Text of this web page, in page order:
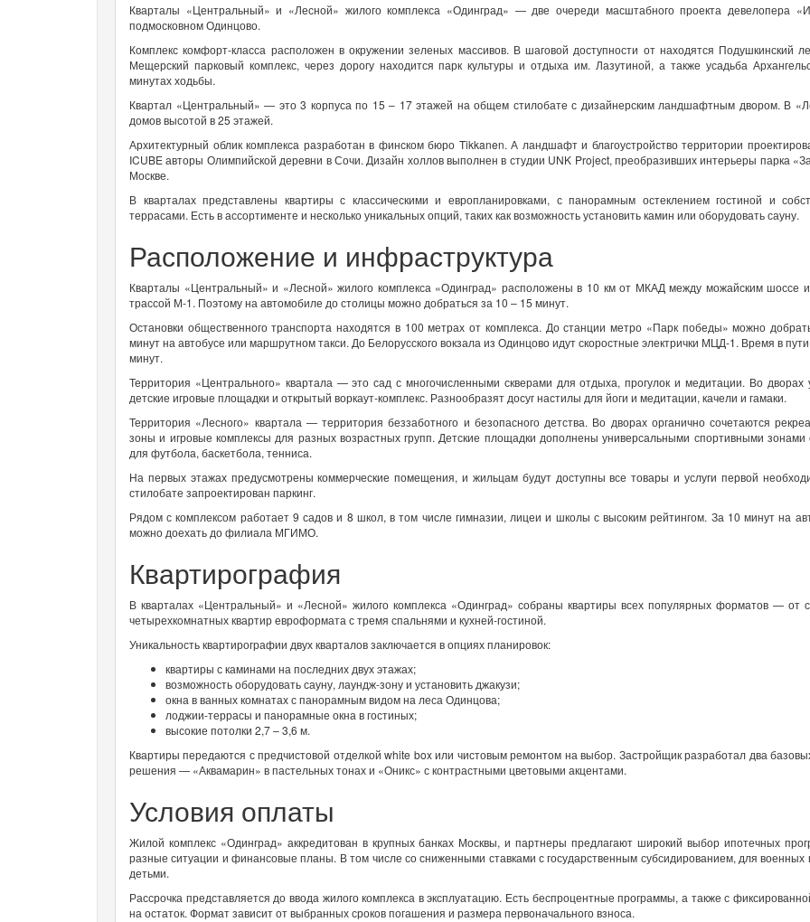
Кварталы «Центральный» и «Лесной» жилого комплекса «Одинград» — две очереди масштабного проекта девелопера
подмосковном Одинцово.
Комплекс комфорт-класса расположен в окружении зеленых массивов. В шаговой доступности от находятся Подушкинский
Мещерский парковый комплекс, через дорогу находится парк культуры и отдыха им. Лазутиной, а также усадьба
минутах ходьбы.
Квартал «Центральный» — это 3 корпуса по 15 – 17 этажей на общем стилобате с дизайнерским ландшафтным двором. В
домов высотой в 25 этажей.
Архитектурный облик комплекса разработан в финском бюро Tikkanen. А ландшафт и благоустройство территории
ICUBE авторы Олимпийской деревни в Сочи. Дизайн холлов выполнен в студии UNK Project, преобразивших интерьеры парка
Москве.
В кварталах представлены квартиры с классическими и европланировками, с панорамным остеклением гостиной и
террасами. Есть в ассортименте и несколько уникальных опций, таких как возможность установить камин или оборудовать сауну.
Расположение и инфраструктура
Кварталы «Центральный» и «Лесной» жилого комплекса «Одинград» расположены в 10 км от МКАД между можайским шоссе
трассой М-1. Поэтому на автомобиле до столицы можно добраться за 10 – 15 минут.
Остановки общественного транспорта находятся в 100 метрах от комплекса. До станции метро «Парк победы» можно
минут на автобусе или маршрутном такси. До Белорусского вокзала из Одинцово идут скоростные электрички МЦД-1. Время в
минут.
Территория «Центрального» квартала — это сад с многочисленными скверами для отдыха, прогулок и медитации. Во дворах
детские игровые площадки и открытый воркаут-комплекс. Разнообразят досуг настилы для йоги и медитации, качели и гамаки.
Территория «Лесного» квартала — территория беззаботного и безопасного детства. Во дворах органично сочетаются
зоны и игровые комплексы для разных возрастных групп. Детские площадки дополнены универсальными спортивными
для футбола, баскетбола, тенниса.
На первых этажах предусмотрены коммерческие помещения, и жильцам будут доступны все товары и услуги первой
стилобате запроектирован паркинг.
Рядом с комплексом работает 9 садов и 8 школ, в том числе гимназии, лицеи и школы с высоким рейтингом. За 10 минут на
можно доехать до филиала МГИМО.
Квартирография
В кварталах «Центральный» и «Лесной» жилого комплекса «Одинград» собраны квартиры всех популярных форматов — от
четырехкомнатных квартир евроформата с тремя спальнями и кухней-гостиной.
Уникальность квартирографии двух кварталов заключается в опциях планировок:
квартиры с каминами на последних двух этажах;
возможность оборудовать сауну, лаундж-зону и установить джакузи;
окна в ванных комнатах с панорамным видом на леса Одинцова;
лоджии-террасы и панорамные окна в гостиных;
высокие потолки 2,7 – 3,6 м.
Квартиры передаются с предчистовой отделкой white box или чистовым ремонтом на выбор. Застройщик разработал два
решения — «Аквамарин» в пастельных тонах и «Оникс» с контрастными цветовыми акцентами.
Условия оплаты
Жилой комплекс «Одинград» аккредитован в крупных банках Москвы, и партнеры предлагают широкий выбор ипотечных
разные ситуации и финансовые планы. В том числе со сниженными ставками с государственным субсидированием, для военных
детьми.
Рассрочка представляется до ввода жилого комплекса в эксплуатацию. Есть беспроцентные программы, а также с
на остаток. Формат зависит от выбранных сроков погашения и размера первоначального взноса.